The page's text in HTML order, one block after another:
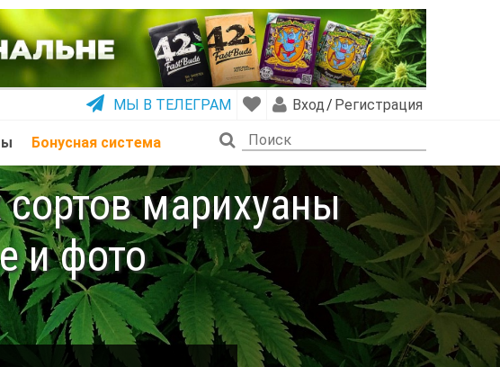
МЫ В ТЕЛЕГРАМ Вход/ Регистрация
Бонусная система
марихуаны
и фото